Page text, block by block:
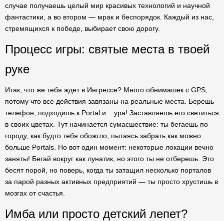
случае получаешь целый мир красивых технологий и научной
фантастики, а во втором — мрак и беспорядок. Каждый из нас,
стремящихся к победе, выбирает свою дорогу.
Процесс игры: святые места в твоей
руке
Итак, что же тебя ждет в Ингрессе? Много обнимашек с GPS,
потому что все действия завязаны на реальные места. Берешь
телефон, подходишь к Portal и... ура! Заставляешь его светиться
в своих цветах. Тут начинается сумасшествие: ты бегаешь по
городу, как будто тебя обожгло, пытаясь забрать как можно
больше Portals. Но вот один момент: некоторые локации вечно
заняты! Бегай вокруг как лунатик, но этого ты не отберешь. Это
бесят порой, но поверь, когда ты затащил несколько порталов
за парой разных активных предприятий — ты просто хрустишь в
мозгах от счастья.
Имба или просто детский лепет?